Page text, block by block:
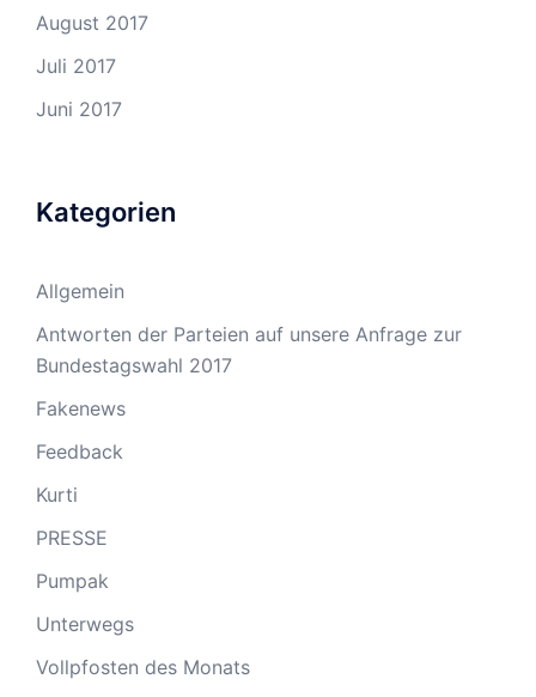
August 2017
Juli 2017
Juni 2017
Kategorien
Allgemein
Antworten der Parteien auf unsere Anfrage zur
Bundestagswahl 2017
Fakenews
Feedback
Kurti
PRESSE
Pumpak
Unterwegs
Vollpfosten des Monats